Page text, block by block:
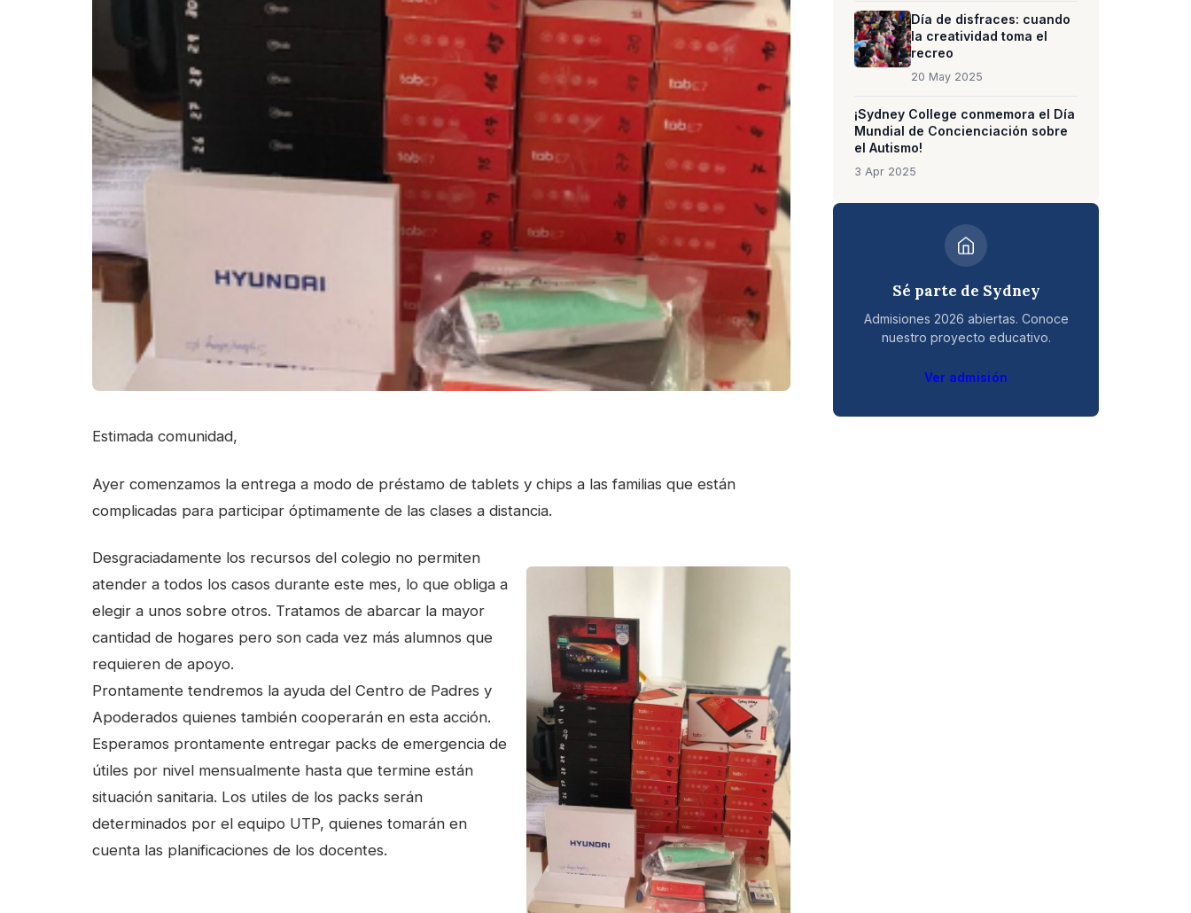
Estimada comunidad,
Ayer comenzamos la entrega a modo de préstamo de tablets y chips a las familias que están
complicadas para participar óptimamente de las clases a distancia.
Desgraciadamente los recursos del colegio no permiten
atender a todos los casos durante este mes, lo que obliga a
elegir a unos sobre otros. Tratamos de abarcar la mayor
cantidad de hogares pero son cada vez más alumnos que
requieren de apoyo.
Prontamente tendremos la ayuda del Centro de Padres y
Apoderados quienes también cooperarán en esta acción.
Esperamos prontamente entregar packs de emergencia de
útiles por nivel mensualmente hasta que termine están
situación sanitaria. Los utiles de los packs serán
determinados por el equipo UTP, quienes tomarán en
cuenta las planificaciones de los docentes.
Día de disfraces: cuando
la creatividad toma el
recreo
20 May 2025
¡Sydney College conmemora el Día
Mundial de Concienciación sobre
el Autismo!
3 Apr 2025
Sé parte de Sydney
Admisiones 2026 abiertas. Conoce
nuestro proyecto educativo.
Ver admisión